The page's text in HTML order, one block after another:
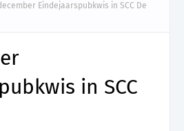
Eindejaarspubkwis in SCC De
in SCC